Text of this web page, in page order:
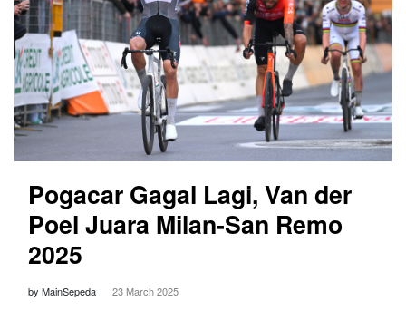
Pogacar Gagal Lagi, Van der
Poel Juara Milan-San Remo
2025
by MainSepeda 23 March 2025